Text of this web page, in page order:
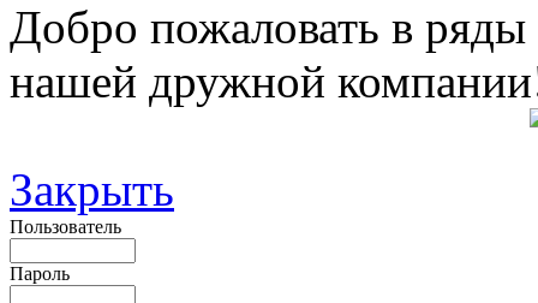
Добро пожаловать в ряды
нашей дружной
Закрыть
Пользователь
Пароль